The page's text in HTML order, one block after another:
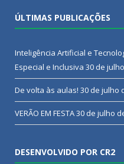
ÚLTIMAS PUBLICAÇÕES
Inteligência Artificial e
Especial e Inclusiva 30 de
De volta às aulas! 30 de julho
VERÃO EM FESTA30 de julho
DESENVOLVIDO POR CR2